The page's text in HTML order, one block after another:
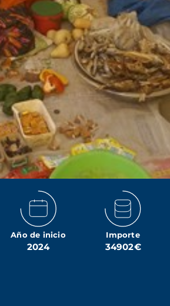
Año de inicio
2024
Importe
34902€